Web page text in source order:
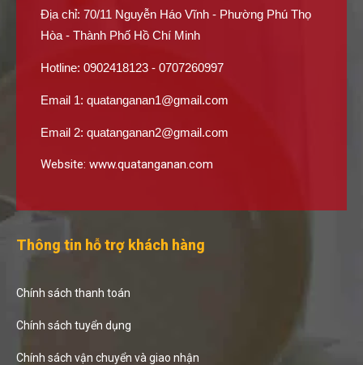
Địa chỉ: 70/11 Nguyễn Háo Vĩnh - Phường Phú Thọ
Hòa - Thành Phố Hồ Chí Minh
Hotline: 0902418123 - 0707260997
Email 1: quatanganan1@gmail.com
Email 2: quatanganan2@gmail.com
Website: www.quatanganan.com
Thông tin hỗ trợ khách hàng
Chính sách thanh toán
Chính sách tuyển dụng
Chính sách vận chuyển và giao nhận